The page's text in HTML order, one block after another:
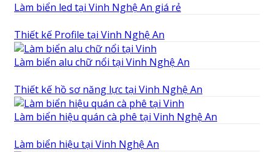
Làm biển led tại Vinh Nghệ An giá rẻ
Thiết kế Profile tại Vinh Nghệ An
Làm biển alu chữ nổi tại Vinh Nghệ An
Thiết kế hồ sơ năng lực tại Vinh Nghệ An
Làm biển hiệu quán cà phê tại Vinh Nghệ An
Làm biển hiệu tại Vinh Nghệ An